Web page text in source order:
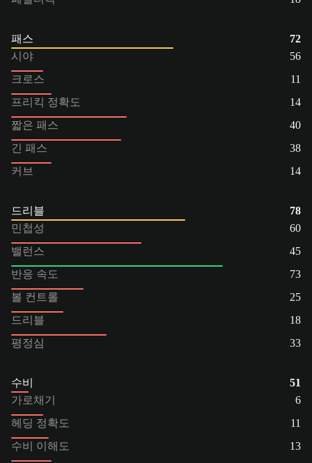
패스
72
시야
56
크로스
11
프리킥 정확도
14
짧은 패스
40
긴 패스
38
커브
14
드리블
78
민첩성
60
밸런스
45
반응 속도
73
볼 컨트롤
25
드리블
18
평정심
33
수비
51
가로채기
6
헤딩 정확도
11
수비 이해도
13